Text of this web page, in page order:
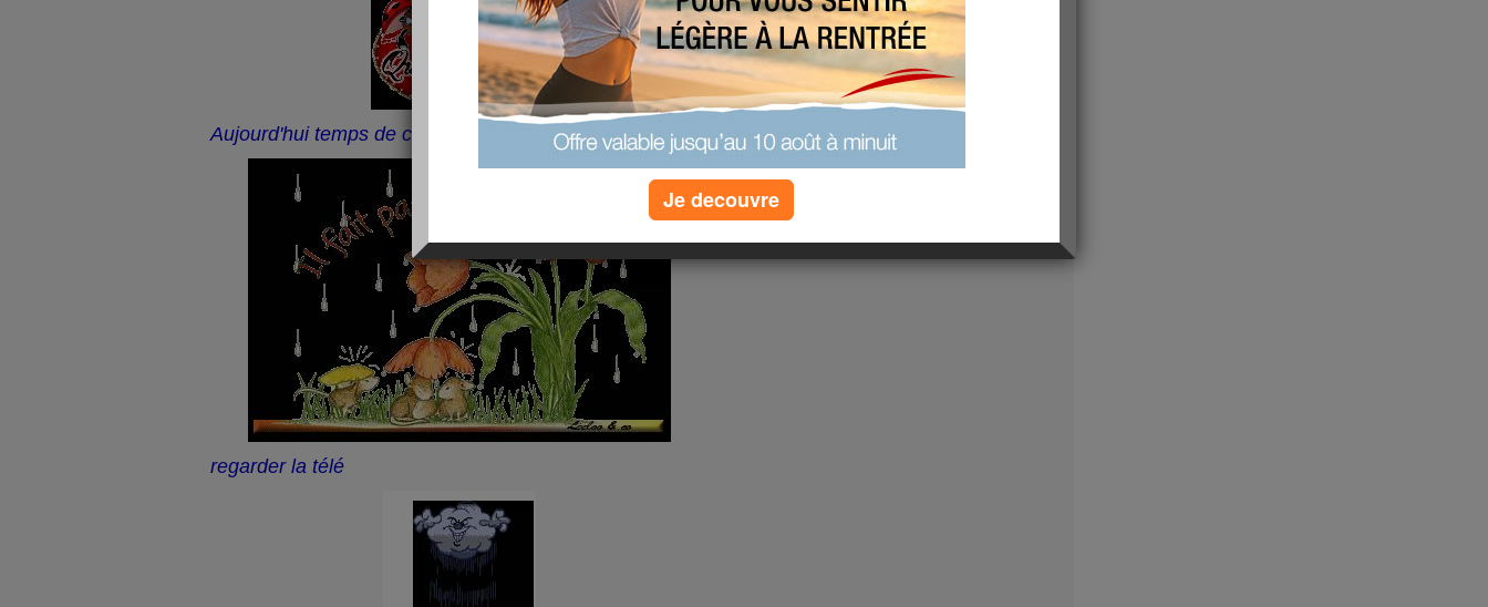
Aujourd'hui temps de chien, du vent de la pluie.
regarder la télé
Je decouvre